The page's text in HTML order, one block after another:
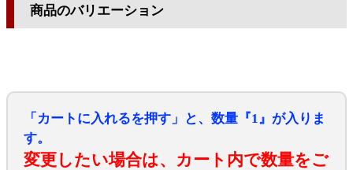
商品のバリエーション
「カートに入れるを押す」と、数量『1』が入りま
す。
変更したい場合は、カート内で数量をご